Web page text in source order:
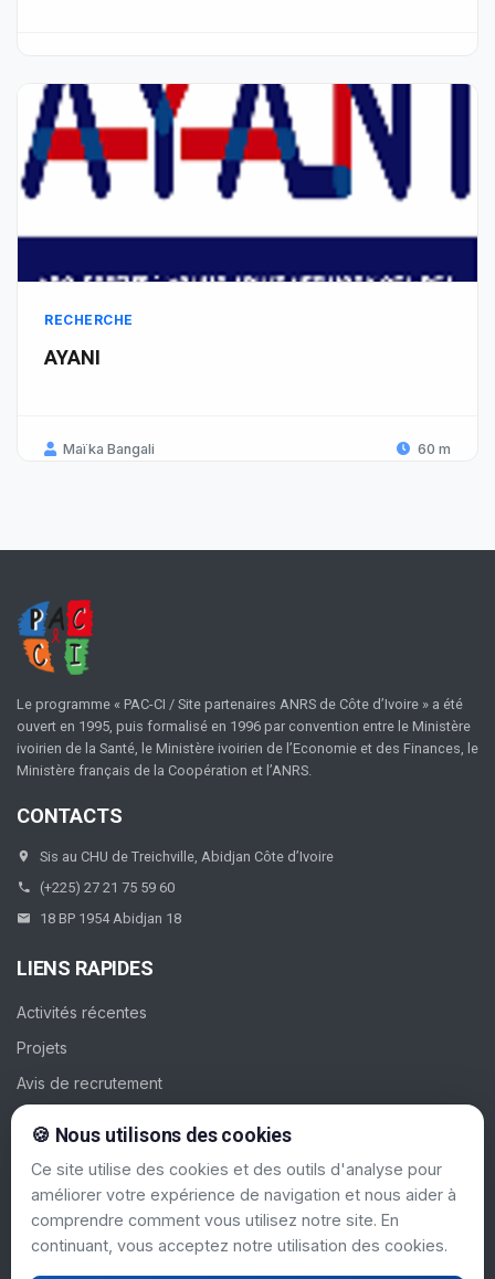
RECHERCHE
AYANI
Maïka Bangali 60 m
Le programme « PAC-CI / Site partenaires ANRS de Côte d’Ivoire » a été
ouvert en 1995, puis formalisé en 1996 par convention entre le Ministère
ivoirien de la Santé, le Ministère ivoirien de l’Economie et des Finances, le
Ministère français de la Coopération et l’ANRS.
CONTACTS
Sis au CHU de Treichville, Abidjan Côte d’Ivoire
(+225) 27 21 75 59 60
18 BP 1954 Abidjan 18
LIENS RAPIDES
Activités récentes
Projets
Avis de recrutement
SUIVEZ-NOUS
🍪 Nous utilisons des cookies
Ce site utilise des cookies et des outils d'analyse pour
améliorer votre expérience de navigation et nous aider à
comprendre comment vous utilisez notre site. En
continuant, vous acceptez notre utilisation des cookies.